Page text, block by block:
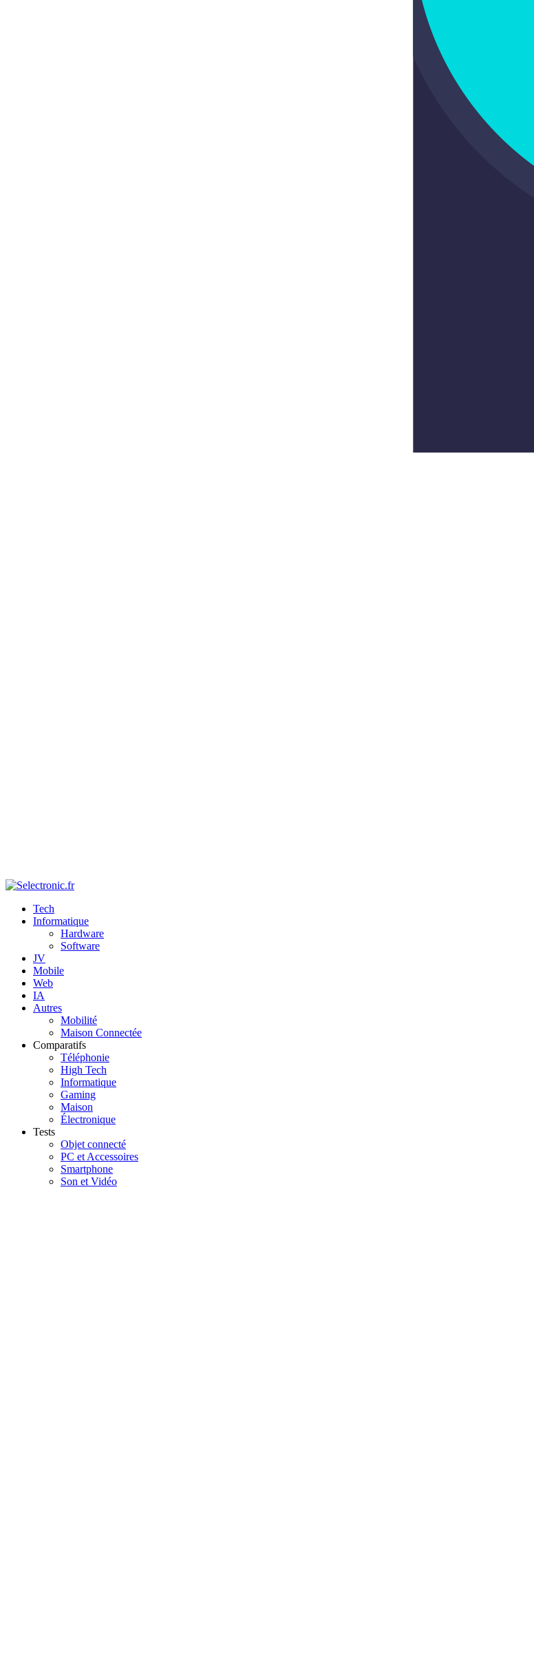
Tech
Informatique
Hardware
Software
JV
Mobile
Web
IA
Autres
Mobilité
Maison Connectée
Comparatifs
Téléphonie
High Tech
Informatique
Gaming
Maison
Électronique
Tests
Objet connecté
PC et Accessoires
Smartphone
Son et Vidéo